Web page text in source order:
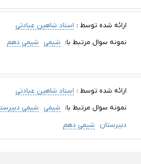
ارائه شده توسط : استاد شاهین عبادتی
نمونه سوال مرتبط با: شیمی
شیمی دهم
ارائه شده توسط : استاد شاهین عبادتی
نمونه سوال مرتبط با: شیمی شیمی
دبیرستان
شیمی دهم